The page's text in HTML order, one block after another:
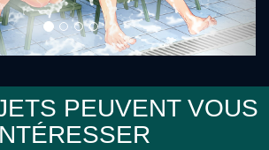
PEUVENT VOUS